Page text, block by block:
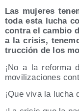
Las muje­res
toda esta lucha
con­tra el cam­bio
a la cri­sis,
truc­ción de los
¡No a la refor­ma
movi­li­za­cio­nes
¡Que viva la lucha